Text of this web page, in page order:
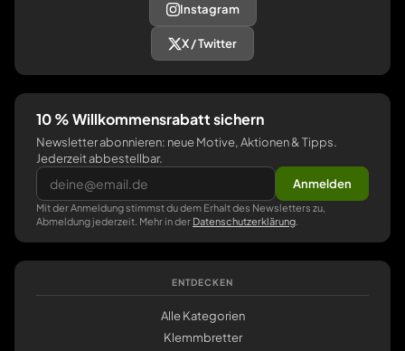
Instagram
X / Twitter
10 % Willkommensrabatt sichern
Newsletter abonnieren: neue Motive, Aktionen & Tipps.
Jederzeit abbestellbar.
Anmelden
Mit der Anmeldung stimmst du dem Erhalt des Newsletters zu,
Abmeldung jederzeit. Mehr in der Datenschutzerklärung
ENTDECKEN
Alle Kategorien
Klemmbretter